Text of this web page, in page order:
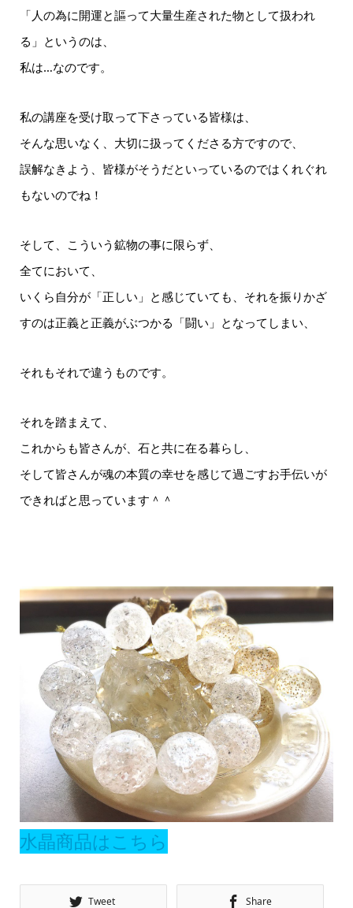
「人の為に開運と謳って大量生産された物として扱われ
る」というのは、
私は…なのです。
私の講座を受け取って下さっている皆様は、
そんな思いなく、大切に扱ってくださる方ですので、
誤解なきよう、皆様がそうだといっているのではくれぐれ
もないのでね！
そして、こういう鉱物の事に限らず、
全てにおいて、
いくら自分が「正しい」と感じていても、それを振りかざ
すのは正義と正義がぶつかる「闘い」となってしまい、
それもそれで違うものです。
それを踏まえて、
これからも皆さんが、石と共に在る暮らし、
そして皆さんが魂の本質の幸せを感じて過ごすお手伝いが
できればと思っています＾＾
水晶商品はこちら
Tweet Share